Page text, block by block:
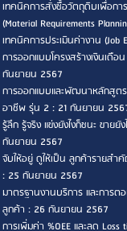
เทคนิคการสั่งซื้อวัตถุดิบเพื่อก
(Material Requirements
เทคนิคการประเมินค่างาน
การออกแบบโครงสร้างเงินเดือ
กันยายน 2567
การออกแบบและพัฒนาหลักสู
อาชีพ รุ่น 2 : 21 กันยายน
รู้ลึก รู้จริง แข่งยังไงก็ชนะ ขายยั
กันยายน 2567
จับให้อยู่ ดูให้เป็น ลูกค้ารายสำ
: 25 กันยายน 2567
มาตรฐานงานบริการ และการต
ลูกค้า : 26 กันยายน 2567
การเพิ่มค่า %OEE และลด